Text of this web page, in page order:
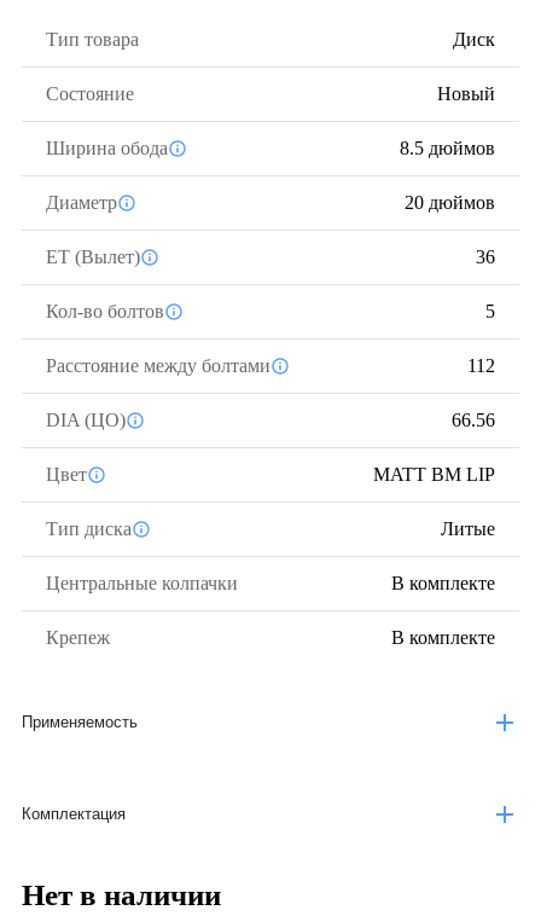
Тип товара Диск
Состояние Новый
Ширина обода 8.5 дюймов
Диаметр 20 дюймов
ЕТ (Вылет) 36
Кол-во болтов 5
Расстояние между болтами 112
DIA (ЦО) 66.56
Цвет MATT BM LIP
Тип диска Литые
Центральные колпачки В комплекте
Крепеж В комплекте
Применяемость
Комплектация
Нет в наличии